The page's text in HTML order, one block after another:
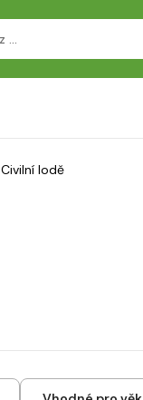
Civilní lodě